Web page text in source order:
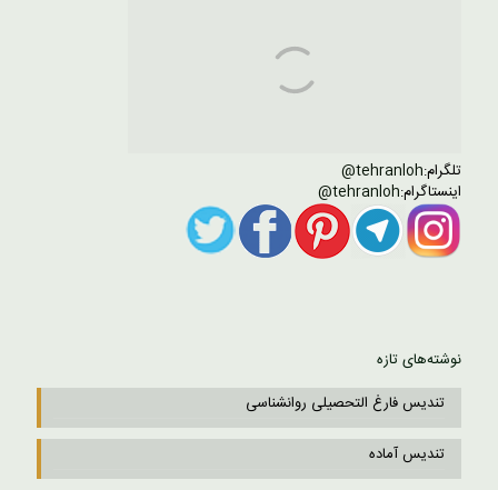
تلگرام:tehranloh@
اینستاگرام:tehranloh@
نوشته‌های تازه
تندیس فارغ التحصیلی روانشناسی
تندیس آماده